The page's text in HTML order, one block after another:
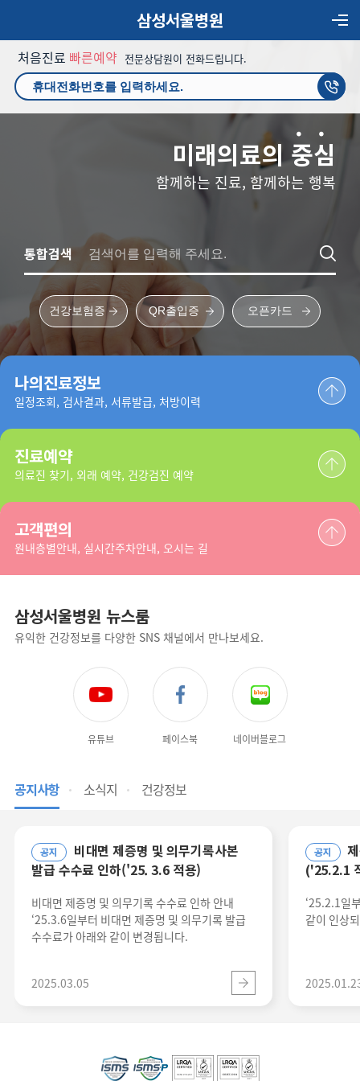
삼성서울병원
처음진료 빠른예약 전문상담원이 전화드립니다.
미래의료의중심
함께하는 진료, 함께하는 행복
통합검색
건강보험증 QR출입증 오픈카드
나의진료정보
일정조회, 검사결과, 서류발급, 처방이력
진료예약
의료진 찾기, 외래 예약, 건강검진 예약
고객편의
원내층별안내, 실시간주차안내, 오시는 길
삼성서울병원 뉴스룸
유익한 건강정보를 다양한 SNS 채널에서 만나보세요.
유튜브 페이스북 네이버블로그
공지사항 소식지 건강정보
공지
발급 수수료 인하('25. 3.6 적용)
비대면 제증명 및 의무기록 수수료 인하 안내
‘25.3.6일부터 비대면 제증명 및 의무기록 발급
수수료가 아래와 같이 변경됩니다.
2025.03.05
공지
제증명 발급 수수료 인상 안내
('25.2.1
‘25.2.1일
같이 인상